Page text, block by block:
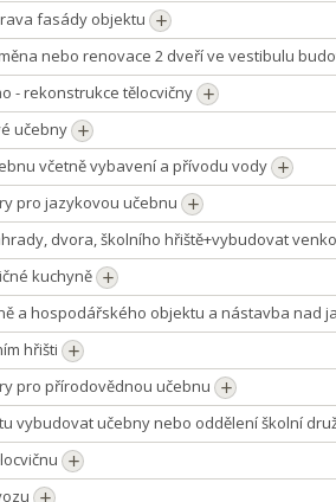
fasády objektu
nebo renovace 2 dveří ve vestibulu
- rekonstrukce tělocvičny
učebny
včetně vybavení a přívodu vody
pro jazykovou učebnu
dvora, školního hřiště+vybudovat
kuchyně
a hospodářského objektu a nástavba nad
hřišti
pro přírodovědnou učebnu
vybudovat učebny nebo oddělení školní